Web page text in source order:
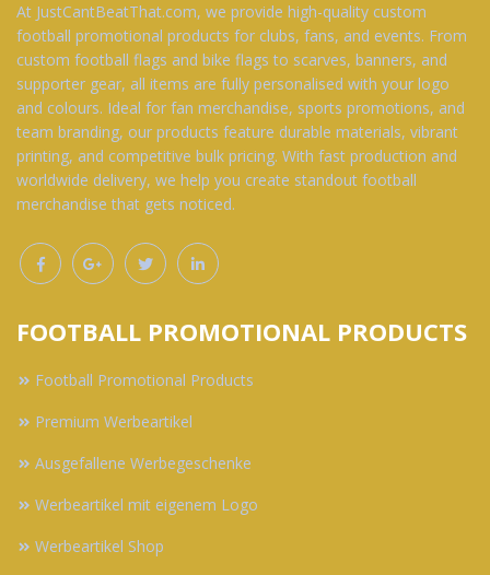
At JustCantBeatThat.com, we provide high-quality custom
football promotional products for clubs, fans, and events. From
custom football flags and bike flags to scarves, banners, and
supporter gear, all items are fully personalised with your logo
and colours. Ideal for fan merchandise, sports promotions, and
team branding, our products feature durable materials, vibrant
printing, and competitive bulk pricing. With fast production and
worldwide delivery, we help you create standout football
merchandise that gets noticed.
FOOTBALL PROMOTIONAL PRODUCTS
Football Promotional Products
Premium Werbeartikel
Ausgefallene Werbegeschenke
Werbeartikel mit eigenem Logo
Werbeartikel Shop